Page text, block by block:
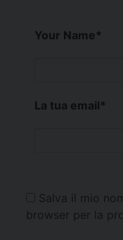
Your Name*
La tua email*
Salva il mio
browser per la